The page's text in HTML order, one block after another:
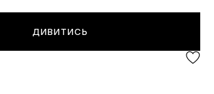
ДИВИТИСЬ